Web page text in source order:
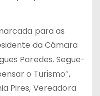
para as
da Câmara
Paredes. Segue-
o Turismo”,
Pires, Vereadora